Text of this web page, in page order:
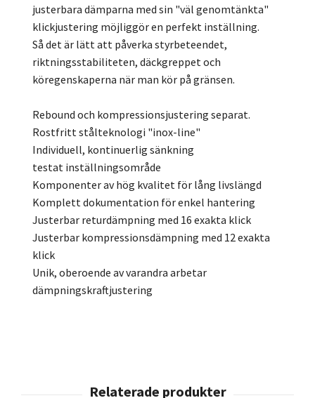
justerbara dämparna med sin "väl genomtänkta"
klickjustering möjliggör en perfekt inställning.
Så det är lätt att påverka styrbeteendet,
riktningsstabiliteten, däckgreppet och
köregenskaperna när man kör på gränsen.
Rebound och kompressionsjustering separat.
Rostfritt stålteknologi "inox-line"
Individuell, kontinuerlig sänkning
testat inställningsområde
Komponenter av hög kvalitet för lång livslängd
Komplett dokumentation för enkel hantering
Justerbar returdämpning med 16 exakta klick
Justerbar kompressionsdämpning med 12 exakta
klick
Unik, oberoende av varandra arbetar
dämpningskraftjustering